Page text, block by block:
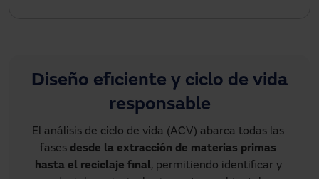
Diseño eficiente y ciclo de vida
responsable
El análisis de ciclo de vida (ACV) abarca todas las
fases desde la extracción de materias primas
hasta el reciclaje final, permitiendo identificar y